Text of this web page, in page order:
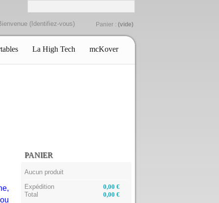
Panier : (vide)
( Identifiez-vous)
La High Tech mcKover
PANIER
Aucun produit
Expédition
0,00 €
Total
0,00 €